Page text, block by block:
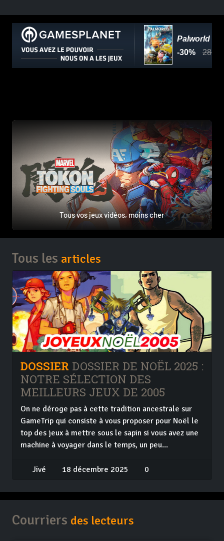
Tous vos jeux vidéos, moins cher
Tous les articles
DOSSIER DOSSIER DE NOËL 2025 :
NOTRE SÉLECTION DES
MEILLEURS JEUX DE 2005
On ne déroge pas à cette tradition ancestrale sur
GameTrip qui consiste à vous proposer pour Noël le
top des jeux à mettre sous le sapin si vous avez une
machine à voyager dans le temps, un peu...
Jivé 18 décembre 2025 0
Courriers des lecteurs